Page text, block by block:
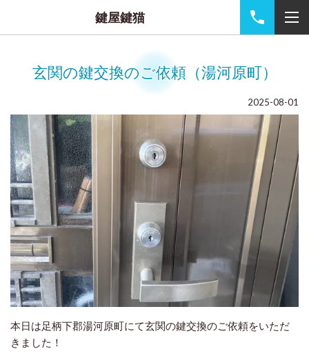
鍵屋鍵猫
玄関の鍵交換のご依頼（湯河原町）
2025-08-01
本日は足柄下郡湯河原町にて玄関の鍵交換のご依頼をいただ
きました！